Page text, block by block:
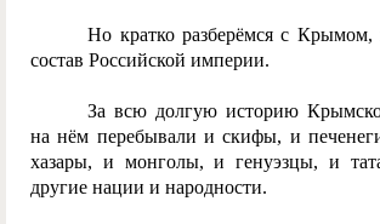
Но кратко разберёмся с
состав Российской империи.
За всю долгую историю
на нём перебывали и скифы, и
хазары, и монголы, и генуэзцы, и
другие нации и народности.